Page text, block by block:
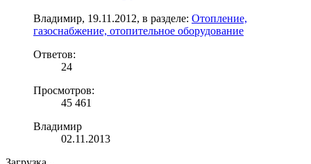
Владимир, 19.11.2012, в разделе: Отопление,
газоснабжение, отопительное оборудование
Ответов:
24
Просмотров:
45 461
Владимир
02.11.2013